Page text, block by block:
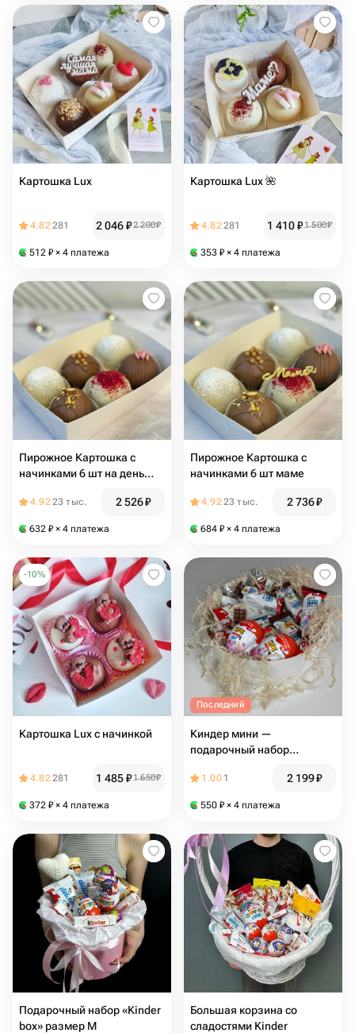
Картошка Lux
4.82281 2 046₽2 200₽
512 ₽ × 4 платежа
Картошка Lux 🌺
4.82281 1 410₽1 500₽
353 ₽ × 4 платежа
Пирожное Картошка с
начинками 6 шт на день
4.9223 тыс. 2 526₽
632 ₽ × 4 платежа
Пирожное Картошка с
начинками 6 шт маме
4.9223 тыс. 2 736₽
684 ₽ × 4 платежа
-10%
Картошка Lux с начинкой
4.82281 1 485₽1 650₽
372 ₽ × 4 платежа
Последний
Киндер мини —
подарочный набор
1.00 1 2 199₽
550 ₽ × 4 платежа
Подарочный набор «Kinder
box» размер М
Большая корзина со
сладостями Kinder